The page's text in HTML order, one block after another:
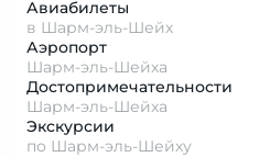
Авиабилеты
в Шарм-эль-Шейх
Аэропорт
Шарм-эль-Шейха
Достопримеча­тельности
Шарм-эль-Шейха
Экскурсии
по Шарм-эль-Шейху